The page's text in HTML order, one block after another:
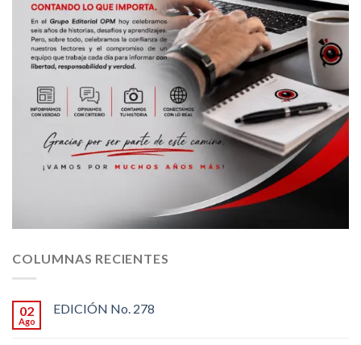
COLUMNAS RECIENTES
02
Ago
EDICIÓN No. 278